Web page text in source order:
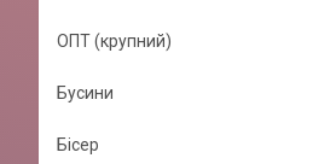
ОПТ (крупний)
Бусини
Бісер